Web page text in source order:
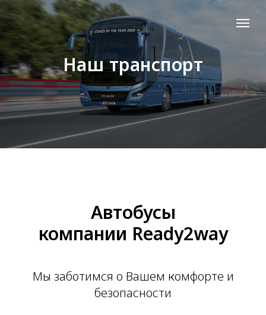
Наш транспорт
Автобусы
компании Ready2way
Мы заботимся о Вашем комфорте и
безопасности